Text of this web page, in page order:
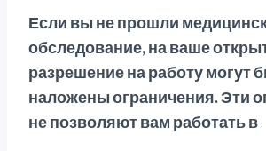
Если вы не прошли
обследование, на ваше
разрешение на работу могут
наложены ограничения. Эти
не позволяют вам работать в